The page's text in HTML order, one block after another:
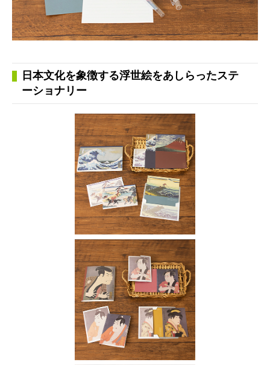
日本文化を象徴する浮世絵をあしらったステ
ーショナリー